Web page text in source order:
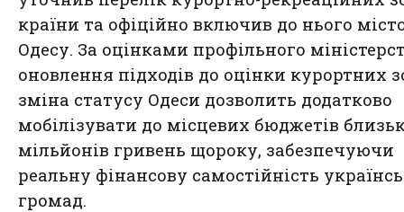
країни та офіційно включив до нього
Одесу. За оцінками профільного
оновлення підходів до оцінки курортних
зміна статусу Одеси дозволить додатково
мобілізувати до місцевих бюджетів
мільйонів гривень щороку, забезпечуючи
реальну фінансову самостійність
громад.